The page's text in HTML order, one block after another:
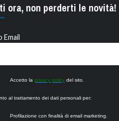
ora, non perderti le novità!
Email
Accetto la privacy policydel sito.
al trattamento dei dati personali per:
Profilazione con finalità di email marketing.